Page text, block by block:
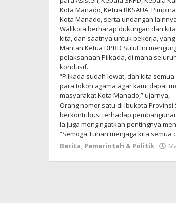
Kota Manado, Ketua BKSAUA,
Kota Manado, serta undangan
Walikota berharap dukungan dari
kita, dan saatnya untuk bekerja,
Mantan Ketua DPRD Sulut ini
pelaksanaan Pilkada, di mana
kondusif.
“Pilkada sudah lewat, dan kita
para tokoh agama agar kami dapat
masyarakat Kota Manado,” ujarnya,
Orang nomor.satu di Ibukota
berkontribusi terhadap
Ia juga mengingatkan pentingnya
“Semoga Tuhan menjaga kita
Berita, Pemerintah & Politik